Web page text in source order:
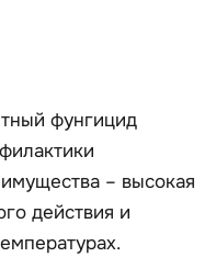
фунгицид
– высокая
действия и